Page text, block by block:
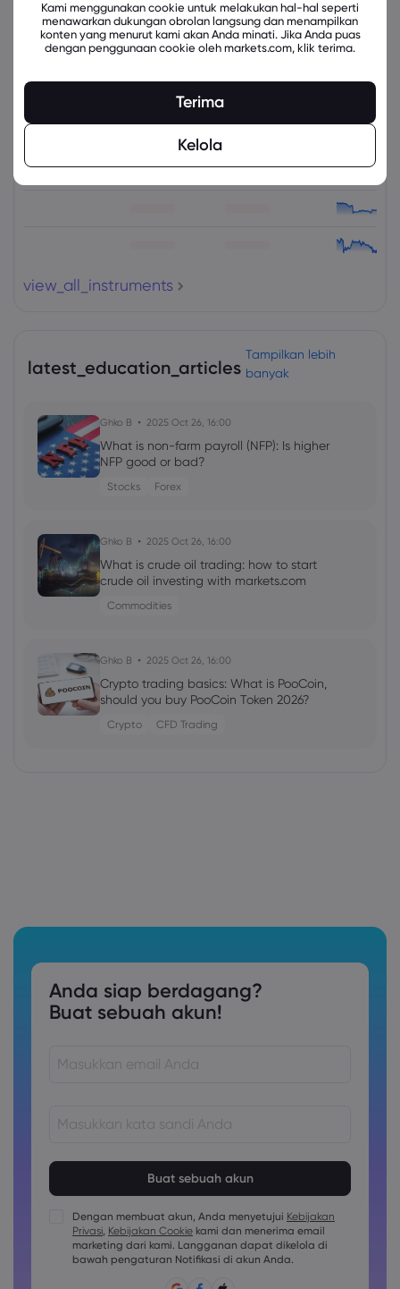
view_all_instruments
latest_education_articles
Tampilkan lebih
banyak
Ghko B 2025 Oct 26, 16:00
What is non-farm payroll (NFP): Is higher
NFP good or bad?
Stocks Forex
Ghko B 2025 Oct 26, 16:00
What is crude oil trading: how to start
crude oil investing with markets.com
Commodities
Ghko B 2025 Oct 26, 16:00
Crypto trading basics: What is PooCoin,
should you buy PooCoin Token 2026?
Crypto CFD Trading
Anda siap berdagang?
Buat sebuah akun!
Kata sandi harus berisi setidaknya 1 karakter huruf besar
Kata sandi harus berisi setidaknya 1 karakter huruf kecil
Sandi harus berisi ~!@#£%^&amp;*()_-+=:;&lt;&gt;{,[]?,.
Dengan membuat akun, Anda menyetujui Kebijakan
Privasi, Kebijakan Cookie kami dan menerima email
marketing dari kami. Langganan dapat dikelola di
bawah pengaturan Notifikasi di akun Anda.
Kami menggunakan cookie untuk melakukan hal-hal seperti
menawarkan dukungan obrolan langsung dan menampilkan
konten yang menurut kami akan Anda minati. Jika Anda puas
dengan penggunaan cookie oleh markets.com, klik terima.
Terima
Kelola